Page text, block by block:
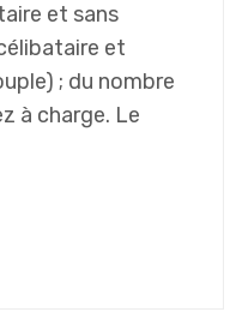
et sans
et
; du nombre
à charge. Le